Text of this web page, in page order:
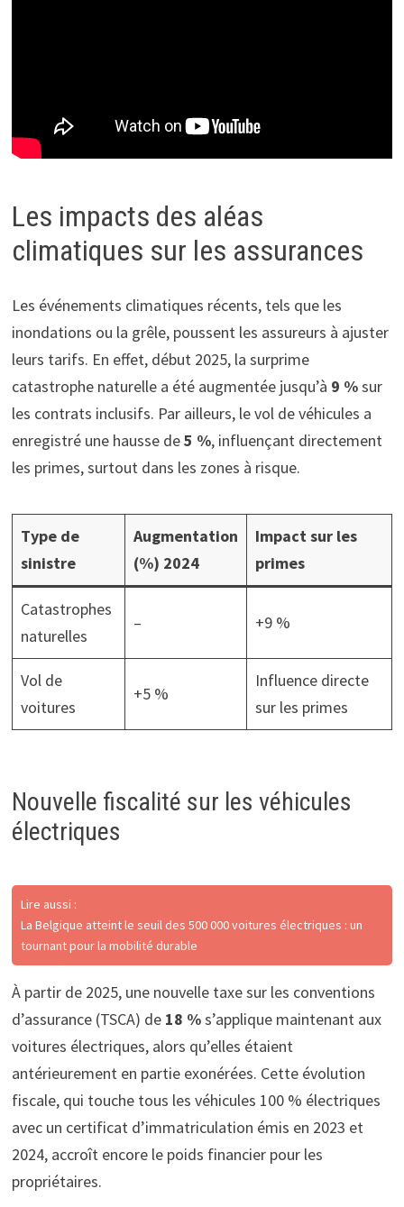
Les impacts des aléas
climatiques sur les assurances
Les événements climatiques récents, tels que les
inondations ou la grêle, poussent les assureurs à ajuster
leurs tarifs. En effet, début 2025, la surprime
catastrophe naturelle a été augmentée jusqu’à 9 %sur
les contrats inclusifs. Par ailleurs, le vol de véhicules a
enregistré une hausse de5 %, influençant directement
les primes, surtout dans les zones à risque.
Type de
sinistre
Augmentation
(%) 2024
Impact sur les
primes
Catastrophes
naturelles
– +9 %
Vol de
voitures
+5 %
Influence directe
sur les primes
Nouvelle fiscalité sur les véhicules
électriques
Lire aussi :
La Belgique atteint le seuil des 500 000 voitures électriques : un
tournant pour la mobilité durable
À partir de 2025, une nouvelle taxe sur les conventions
d’assurance (TSCA) de 18 %s’applique maintenant aux
voitures électriques, alors qu’elles étaient
antérieurement en partie exonérées. Cette évolution
fiscale, qui touche tous les véhicules 100 % électriques
avec un certificat d’immatriculation émis en 2023 et
2024, accroît encore le poids financier pour les
propriétaires.